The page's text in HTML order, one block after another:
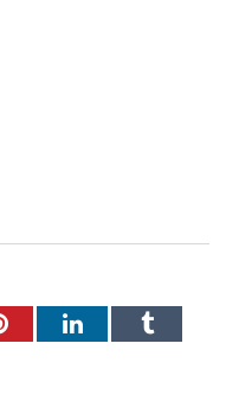
PinterestLinkedInTumblr